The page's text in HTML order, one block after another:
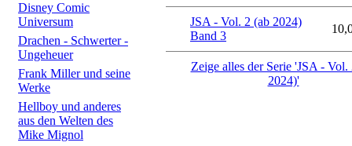
Disney Comic
Universum
Drachen - Schwerter -
Ungeheuer
Frank Miller und seine
Werke
Hellboy und anderes
aus den Welten des
Mike Mignol
JSA - Vol. 2 (ab 2024)
Band 3
Zeige alles der Serie 'JSA - Vol.
2024)'